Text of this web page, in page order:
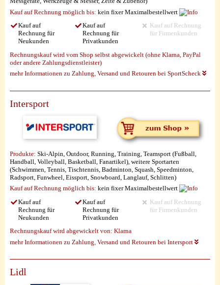
Kauf auf Rechnung möglich bis: kein fixer Maximalbestellwert
Kauf auf
Rechnung für
Neukunden
Kauf auf
Rechnung für
Privatkunden
Kauf auf Rechnung
für Firmenkunden
Rechnungskauf wird vom Shop selbst abgewickelt (ohne Klarna, PayPal
oder andere Zahlungsdienstleister)
mehr Informationen zu Zahlung, Versand und Retouren bei SportScheck
Intersport
Produkte: Ski-Alpin, Outdoor, Running, Training, Teamsport (Fußball,
Handball, Volleyball, Basketball, Fanartikel), weitere Sportarten
(Schwimmen, Tennis, Tischtennis, Badminton, Squash, Speedminton,
Radsport, Funwheel, Eissport, Snowboard, Langlauf, Schlitten)
Kauf auf Rechnung möglich bis: kein fixer Maximalbestellwert
Kauf auf
Rechnung für
Neukunden
Kauf auf
Rechnung für
Privatkunden
Kauf auf Rechnung
für Firmenkunden
Rechnungskauf wird abgewickelt von: Klarna
mehr Informationen zu Zahlung, Versand und Retouren bei Intersport
Lidl